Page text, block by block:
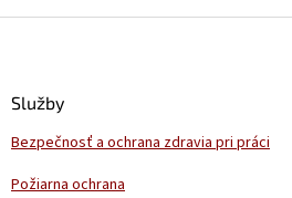
Služby
Bezpečnosť a ochrana zdravia pri práci
Požiarna ochrana